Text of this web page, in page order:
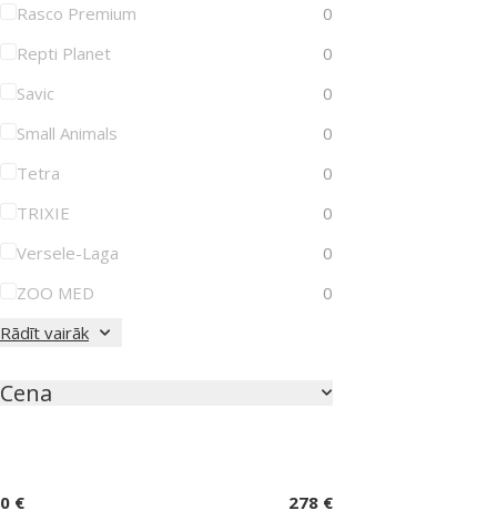
Rasco Premium
0
Repti Planet
0
Savic
0
Small Animals
0
Tetra
0
TRIXIE
0
Versele-Laga
0
ZOO MED
0
Rādīt vairāk
Cena
0 € 278 €